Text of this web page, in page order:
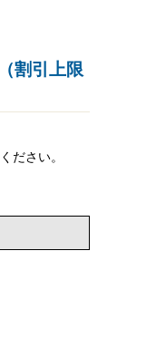
割引上限
ださい。